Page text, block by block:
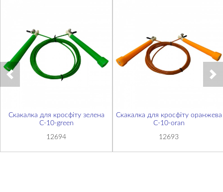
Скакалка для кросфіту зелена
С-10-green
12694
Скакалка для кросфіту оранжева
С-10-oran
12693